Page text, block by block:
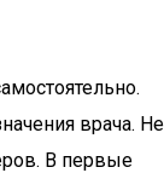
врача. Не
В первые